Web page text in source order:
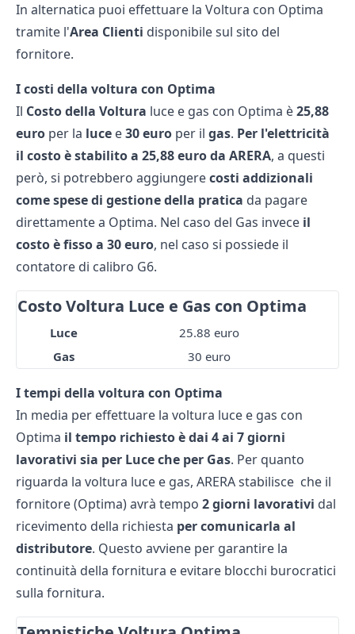
In alternatica puoi effettuare la Voltura con Optima
tramite l'Area Clienti disponibile sul sito del
fornitore.
I costi della voltura con Optima
Il Costo della Voltura luce e gas con Optima è25,88
euro per la luce e30 euro per il gas. Per l'elettricità
il costo è stabilito a 25,88 euro da ARERA, a questi
però, si potrebbero aggiungerecosti addizionali
come spese di gestione della pratica da pagare
direttamente a Optima. Nel caso del Gas invece il
costo è fisso a 30 euro, nel caso si possiede il
contatore di calibro G6.
Costo Voltura Luce e Gas con Optima
Luce
25.88 euro
Gas
30 euro
I tempi della voltura con Optima
In media per effettuare la voltura luce e gas con
Optima il tempo richiesto è dai 4 ai 7 giorni
lavorativi sia per Luce che per Gas. Per quanto
riguarda la voltura luce e gas, ARERA stabilisce che il
fornitore (Optima) avrà tempo 2 giorni lavorativi dal
ricevimento della richiesta per comunicarla al
distributore. Questo avviene per garantire la
continuità della fornitura e evitare blocchi burocratici
sulla fornitura.